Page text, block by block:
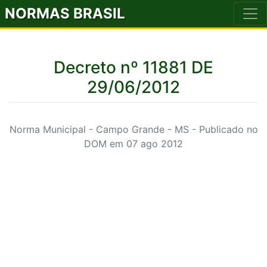
NORMAS BRASIL
Decreto nº 11881 DE
29/06/2012
Norma Municipal - Campo Grande - MS - Publicado no
DOM em 07 ago 2012